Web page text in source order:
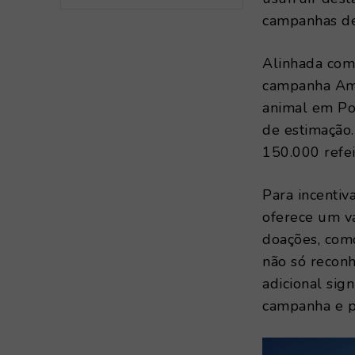
campanhas
Alinhada
campanha
animal em
de
150.000
Para
oferece um
doações,
não só
adicional
campanha e